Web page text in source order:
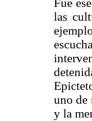
Fue
las
uno de
y la